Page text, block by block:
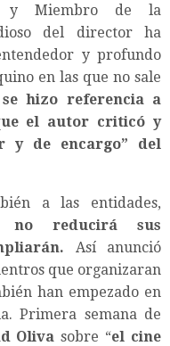
y Miembro de la
del director ha
y profundo
en las que no sale
hizo referencia a
el autor criticó y
y de encargo” del
a las entidades,
no reducirá sus
Así anunció
que organizaran
han empezado en
Primera semana de
Oliva sobre “el cine